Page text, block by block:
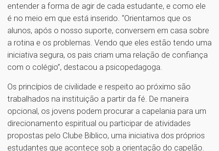
entender a forma de agir de cada estudante, e como ele
é no meio em que está inserido. “Orientamos que os
alunos, após o nosso suporte, conversem em casa sobre
a rotina e os problemas. Vendo que eles estão tendo uma
iniciativa segura, os pais criam uma relação de confiança
com o colégio”, destacou a psicopedagoga.
Os princípios de civilidade e respeito ao próximo são
trabalhados na instituição a partir da fé. De maneira
opcional, os jovens podem procurar a capelania para um
direcionamento espiritual ou participar de atividades
propostas pelo Clube Bíblico, uma iniciativa dos próprios
estudantes que acontece sob a orientação do capelão.